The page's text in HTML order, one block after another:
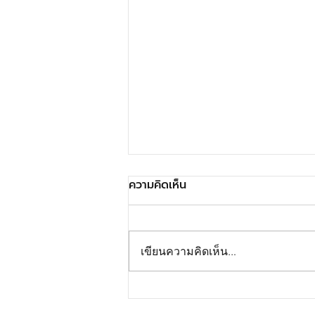
4 วิธีให้บาร์ฟถูกอนามัย
ความคิดเห็น
เขียนความคิดเห็น…